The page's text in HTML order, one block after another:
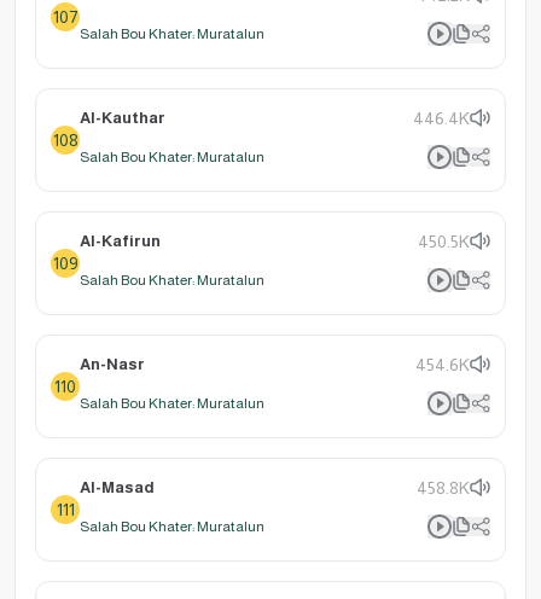
107
Salah Bou Khater: Muratalun
108
Al-Kauthar 446.4K
Salah Bou Khater: Muratalun
109
Al-Kafirun 450.5K
Salah Bou Khater: Muratalun
110
An-Nasr 454.6K
Salah Bou Khater: Muratalun
111
Al-Masad 458.8K
Salah Bou Khater: Muratalun